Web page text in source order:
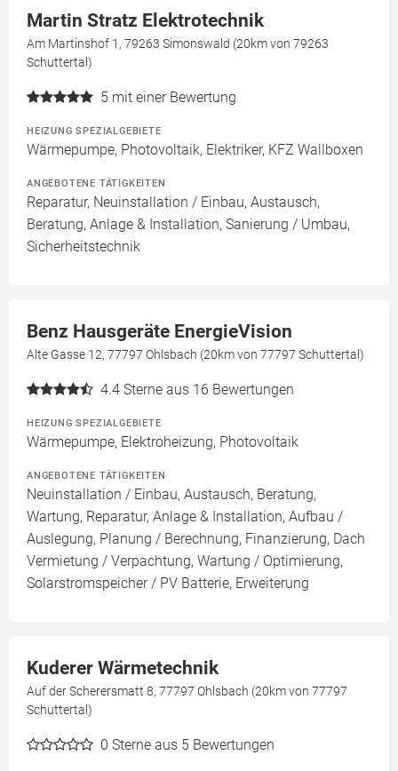
Martin Stratz Elektrotechnik
Am Martinshof 1, 79263 Simonswald (20km von 79263
Schuttertal)
5 mit einer Bewertung
HEIZUNG SPEZIALGEBIETE
Wärmepumpe, Photovoltaik, Elektriker, KFZ Wallboxen
ANGEBOTENE TÄTIGKEITEN
Reparatur, Neuinstallation / Einbau, Austausch,
Beratung, Anlage & Installation, Sanierung / Umbau,
Sicherheitstechnik
Benz Hausgeräte EnergieVision
Alte Gasse 12, 77797 Ohlsbach (20km von 77797 Schuttertal)
4.4 Sterne aus 16 Bewertungen
HEIZUNG SPEZIALGEBIETE
Wärmepumpe, Elektroheizung, Photovoltaik
ANGEBOTENE TÄTIGKEITEN
Neuinstallation / Einbau, Austausch, Beratung,
Wartung, Reparatur, Anlage & Installation, Aufbau /
Auslegung, Planung / Berechnung, Finanzierung, Dach
Vermietung / Verpachtung, Wartung / Optimierung,
Solarstromspeicher / PV Batterie, Erweiterung
Kuderer Wärmetechnik
Auf der Scherersmatt 8, 77797 Ohlsbach (20km von 77797
Schuttertal)
0 Sterne aus 5 Bewertungen